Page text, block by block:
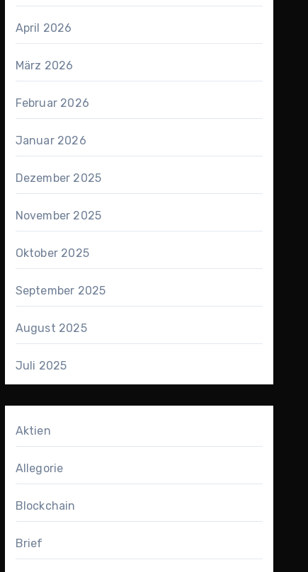
April 2026
März 2026
Februar 2026
Januar 2026
Dezember 2025
November 2025
Oktober 2025
September 2025
August 2025
Juli 2025
Aktien
Allegorie
Blockchain
Brief